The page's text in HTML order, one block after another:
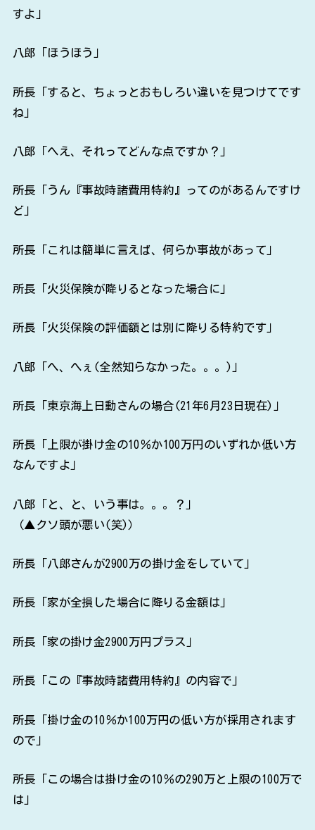
すよ」
八郎「ほうほう」
所長「すると、ちょっとおもしろい違いを見つけてです
ね」
八郎「へえ、それってどんな点ですか？」
所長「うん『事故時諸費用特約』ってのがあるんですけ
ど」
所長「これは簡単に言えば、何らか事故があって」
所長「火災保険が降りるとなった場合に」
所長「火災保険の評価額とは別に降りる特約です」
八郎「へ、へぇ(全然知らなかった。。。)」
所長「東京海上日動さんの場合(21年6月23日現在)」
所長「上限が掛け金の10％か100万円のいずれか低い方
なんですよ」
八郎「と、と、いう事は。。。？」
（▲クソ頭が悪い(笑)）
所長「八郎さんが2900万の掛け金をしていて」
所長「家が全損した場合に降りる金額は」
所長「家の掛け金2900万円プラス」
所長「この『事故時諸費用特約』の内容で」
所長「掛け金の10％か100万円の低い方が採用されます
ので」
所長「この場合は掛け金の10％の290万と上限の100万で
は」